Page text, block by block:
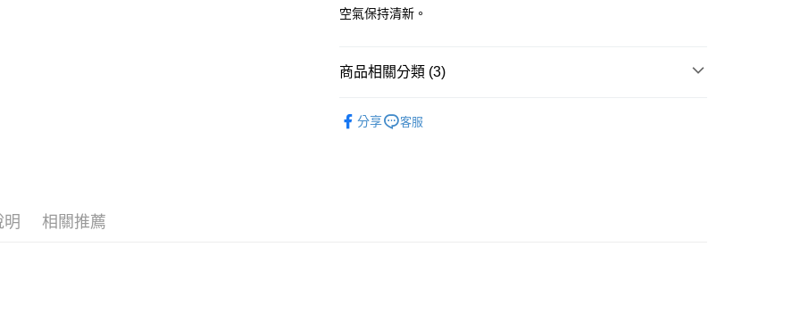
【關於「AFTEE先享後付」】
AFTEE先享後付是「在收到商品之後才付款」的支付方式。 讓您購物簡單
２．便利：只要手機號碼，簡訊認證，即可結帳。
【「AFTEE先享後付」結帳流程】
ATM付款
運送方式
全家取貨付款
空氣保持清新。
商品相關分類 (3)
分享 客服
明 相關推薦